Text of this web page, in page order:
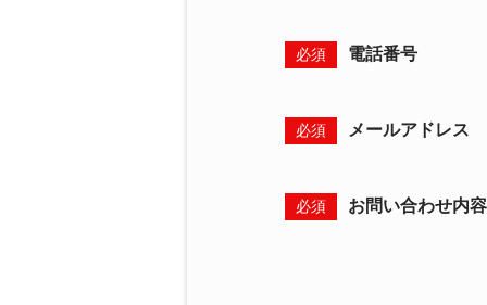
必須 電話番号
必須 メールアドレス
必須 お問い合わせ内容